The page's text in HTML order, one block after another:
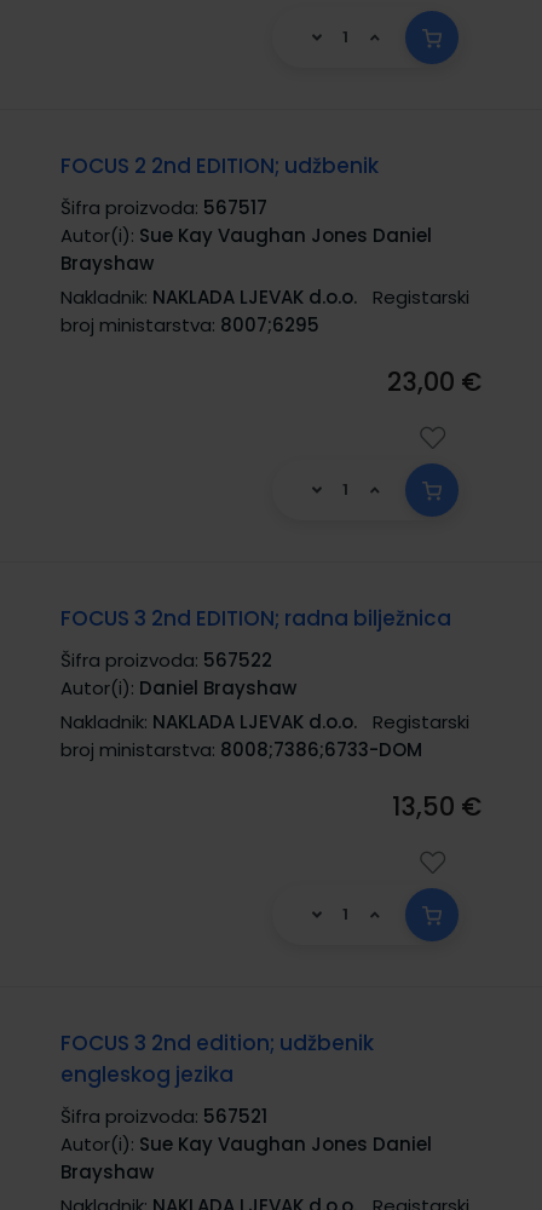
FOCUS 2 2nd EDITION; udžbenik
Šifra proizvoda: 567517
Autor(i): Sue Kay Vaughan Jones Daniel
Brayshaw
Nakladnik: NAKLADA LJEVAK d.o.o.
Registarski
broj ministarstva: 8007;6295
23,00 €
FOCUS 3 2nd EDITION; radna bilježnica
Šifra proizvoda: 567522
Autor(i): Daniel Brayshaw
Nakladnik: NAKLADA LJEVAK d.o.o.
Registarski
broj ministarstva: 8008;7386;6733-DOM
13,50 €
FOCUS 3 2nd edition; udžbenik
engleskog jezika
Šifra proizvoda: 567521
Autor(i): Sue Kay Vaughan Jones Daniel
Brayshaw